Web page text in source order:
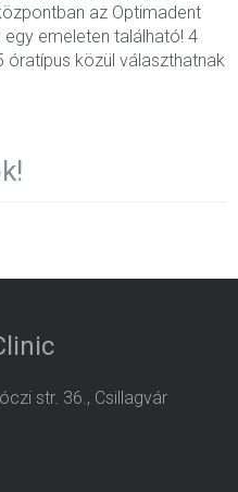
az Optimadent
emeleten található! 4
óratípus közül választhatnak
str. 36., Csillagvár